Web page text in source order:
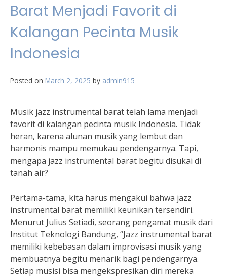
Barat Menjadi Favorit di
Kalangan Pecinta Musik
Indonesia
Posted on March 2, 2025 by admin915
Musik jazz instrumental barat telah lama menjadi
favorit di kalangan pecinta musik Indonesia. Tidak
heran, karena alunan musik yang lembut dan
harmonis mampu memukau pendengarnya. Tapi,
mengapa jazz instrumental barat begitu disukai di
tanah air?
Pertama-tama, kita harus mengakui bahwa jazz
instrumental barat memiliki keunikan tersendiri.
Menurut Julius Setiadi, seorang pengamat musik dari
Institut Teknologi Bandung, “Jazz instrumental barat
memiliki kebebasan dalam improvisasi musik yang
membuatnya begitu menarik bagi pendengarnya.
Setiap musisi bisa mengekspresikan diri mereka